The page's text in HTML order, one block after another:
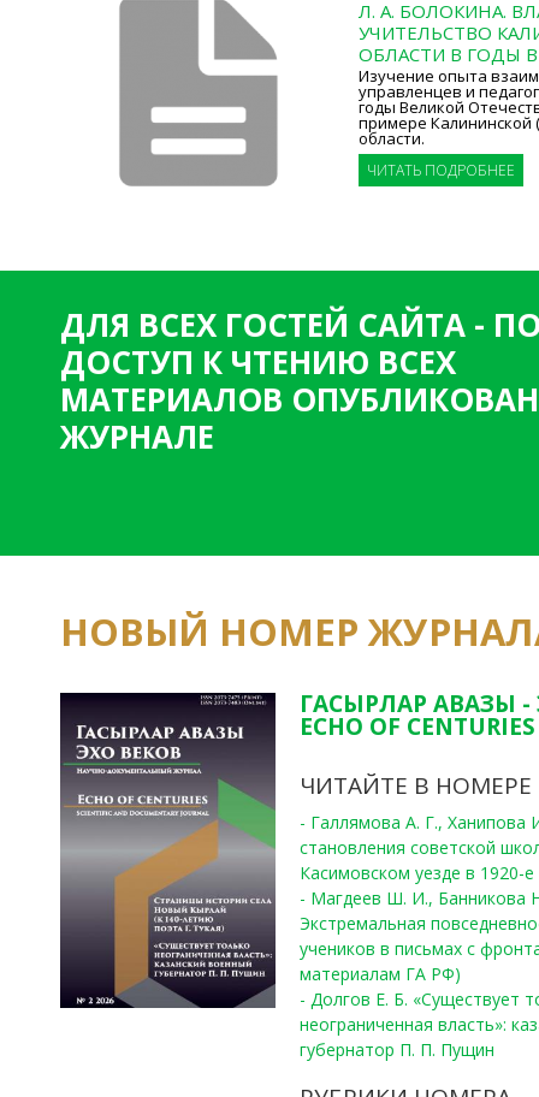
Л. А. БОЛОКИНА.
УЧИТЕЛЬСТВО
ОБЛАСТИ В ГОДЫ
Изучение опыта
управленцев и
годы Великой
примере Калининской
области.
ЧИТАТЬ ПОДРОБНЕЕ
ДЛЯ ВСЕХ ГОСТЕЙ САЙТА -
ДОСТУП К ЧТЕНИЮ ВСЕХ
МАТЕРИАЛОВ
ЖУРНАЛЕ
НОВЫЙ НОМЕР
ГАСЫРЛАР АВАЗЫ -
ECHO OF
ЧИТАЙТЕ В НОМЕРЕ
- Галлямова А. Г.,
становления советской
Касимовском уезде в 1920-е
- Магдеев Ш. И., Банникова
Экстремальная
учеников в письмах с
материалам ГА РФ)
- Долгов Е. Б. «Существует
неограниченная власть»:
губернатор П. П. Пущин